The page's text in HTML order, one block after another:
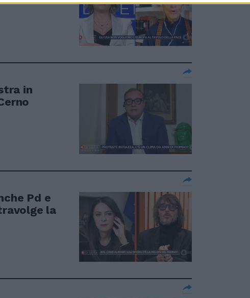
in
Pd e
la